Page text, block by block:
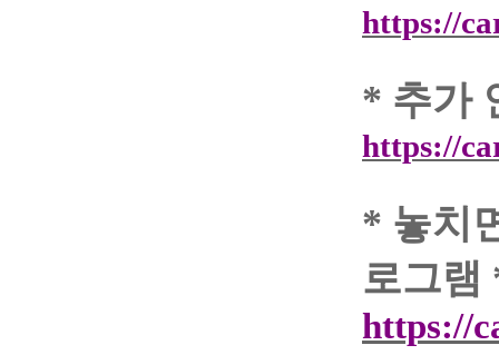
https://
* 추가
https://
* 놓치
로그램
https://